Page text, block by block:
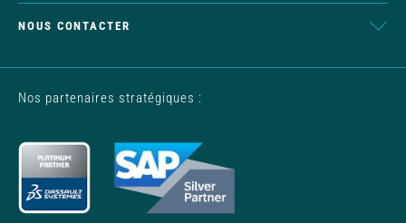
NOUS CONTACTER
Nos partenaires stratégiques :